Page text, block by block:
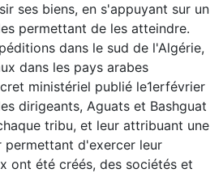
ses biens, en s'appuyant sur un
permettant de les atteindre.
dans le sud de l'Algérie,
dans les pays arabes
ministériel publié le1erfévrier
dirigeants, Aguats et Bashguat
tribu, et leur attribuant une
d'exercer leur
ont été créés, des sociétés et